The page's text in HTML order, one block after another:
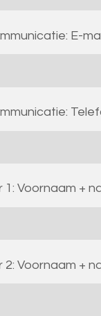
E-
Voornaam +
Voornaam +